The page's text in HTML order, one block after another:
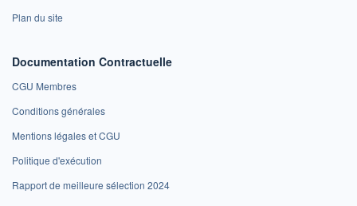
Plan du site
Documentation Contractuelle
CGU Membres
Conditions générales
Mentions légales et CGU
Politique d'exécution
Rapport de meilleure sélection 2024